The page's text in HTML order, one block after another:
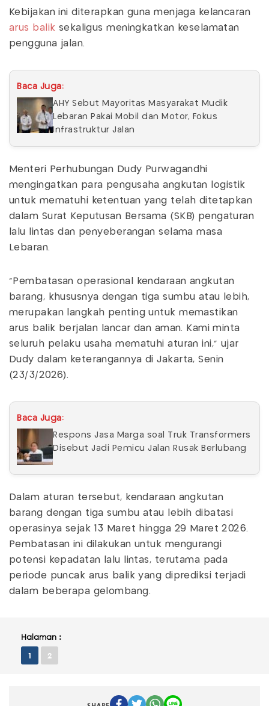
Kebijakan ini diterapkan guna menjaga kelancaran
arus balik sekaligus meningkatkan keselamatan
pengguna jalan.
Baca Juga:
AHY Sebut Mayoritas Masyarakat Mudik
Lebaran Pakai Mobil dan Motor, Fokus
Infrastruktur Jalan
Menteri Perhubungan Dudy Purwagandhi
mengingatkan para pengusaha angkutan logistik
untuk mematuhi ketentuan yang telah ditetapkan
dalam Surat Keputusan Bersama (SKB) pengaturan
lalu lintas dan penyeberangan selama masa
Lebaran.
"Pembatasan operasional kendaraan angkutan
barang, khususnya dengan tiga sumbu atau lebih,
merupakan langkah penting untuk memastikan
arus balik berjalan lancar dan aman. Kami minta
seluruh pelaku usaha mematuhi aturan ini," ujar
Dudy dalam keterangannya di Jakarta, Senin
(23/3/2026).
Baca Juga:
Respons Jasa Marga soal Truk Transformers
Disebut Jadi Pemicu Jalan Rusak Berlubang
Dalam aturan tersebut, kendaraan angkutan
barang dengan tiga sumbu atau lebih dibatasi
operasinya sejak 13 Maret hingga 29 Maret 2026.
Pembatasan ini dilakukan untuk mengurangi
potensi kepadatan lalu lintas, terutama pada
periode puncak arus balik yang diprediksi terjadi
dalam beberapa gelombang.
Halaman :
1 2